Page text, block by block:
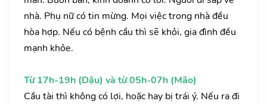
nhà. Phụ nữ có tin mừng. Mọi việc trong nhà đều
hòa hợp. Nếu có bệnh cầu thì sẽ khỏi, gia đình đều
mạnh khỏe.
Từ 17h-19h (Dậu) và từ 05h-07h (Mão)
Cầu tài thì không có lợi, hoặc hay bị trái ý. Nếu ra đi